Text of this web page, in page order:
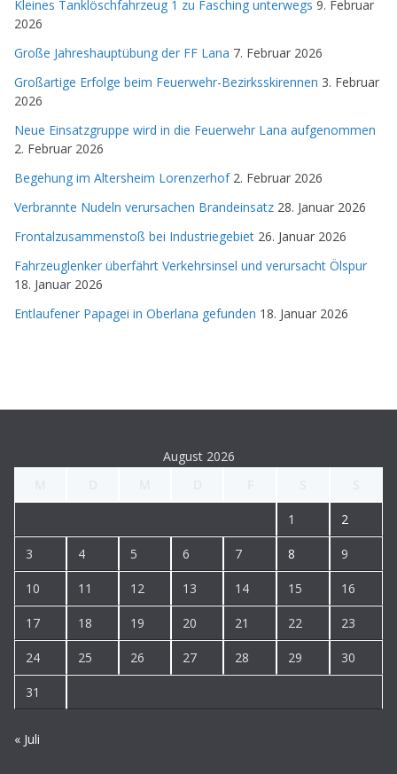
Kleines Tanklöschfahrzeug 1 zu Fasching unterwegs 9. Februar
2026
Große Jahreshauptübung der FF Lana 7. Februar 2026
Großartige Erfolge beim Feuerwehr-Bezirksskirennen 3. Februar
2026
Neue Einsatzgruppe wird in die Feuerwehr Lana aufgenommen
2. Februar 2026
Begehung im Altersheim Lorenzerhof 2. Februar 2026
Verbrannte Nudeln verursachen Brandeinsatz 28. Januar 2026
Frontalzusammenstoß bei Industriegebiet 26. Januar 2026
Fahrzeuglenker überfährt Verkehrsinsel und verursacht Ölspur
18. Januar 2026
Entlaufener Papagei in Oberlana gefunden 18. Januar 2026
August 2026
1 2
3 4 5 6 7 8 9
10 11 12 13 14 15 16
17 18 19 20 21 22 23
24 25 26 27 28 29 30
31
« Juli